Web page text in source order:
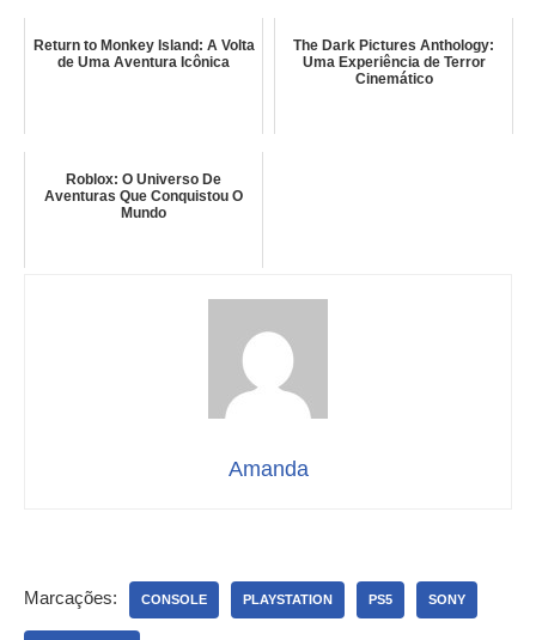
Return to Monkey Island: A Volta
de Uma Aventura Icônica
The Dark Pictures Anthology:
Uma Experiência de Terror
Cinemático
Roblox: O Universo De
Aventuras Que Conquistou O
Mundo
Amanda
Marcações: CONSOLE PLAYSTATION PS5 SONY